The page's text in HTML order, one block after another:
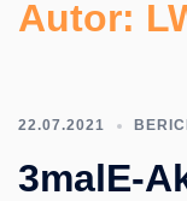
Autor:
22.07.2021
3malE-